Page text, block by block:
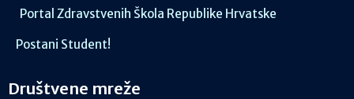
Portal Zdravstvenih Škola Republike Hrvatske
Postani Student!
Društvene mreže